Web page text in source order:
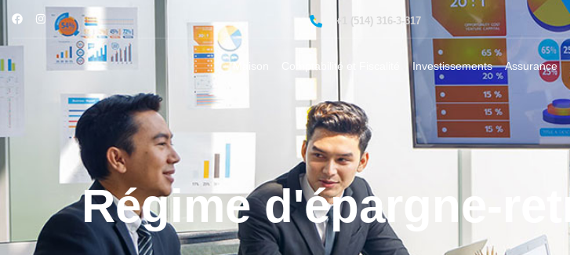
+1 (514) 316-3-317
Maison Comptabilité et Fiscalité Investissements Assurance
Régime d'épargne-